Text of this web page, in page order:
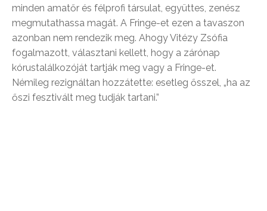
minden amatőr és félprofi társulat, együttes, zenész
megmutathassa magát. A Fringe-et ezen a tavaszon
azonban nem rendezik meg. Ahogy Vitézy Zsófia
fogalmazott, választani kellett, hogy a zárónap
kórustalálkozóját tartják meg vagy a Fringe-et.
Némileg rezignáltan hozzátette: esetleg ősszel, „ha az
őszi fesztivált meg tudják tartani.”